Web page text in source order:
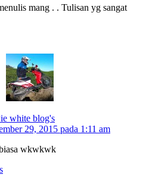
mang . . Tulisan yg sangat
white blog's
29, 2015 pada 1:11 am
wkwkwk